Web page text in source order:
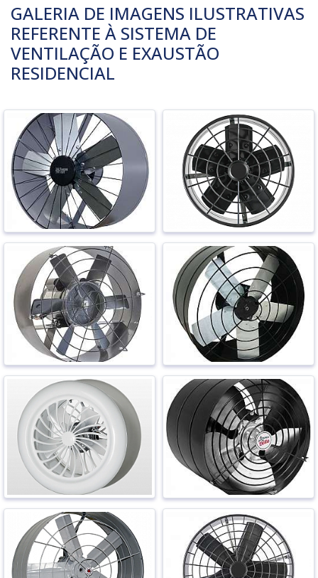
GALERIA DE IMAGENS ILUSTRATIVAS
REFERENTE À SISTEMA DE
VENTILAÇÃO E EXAUSTÃO
RESIDENCIAL